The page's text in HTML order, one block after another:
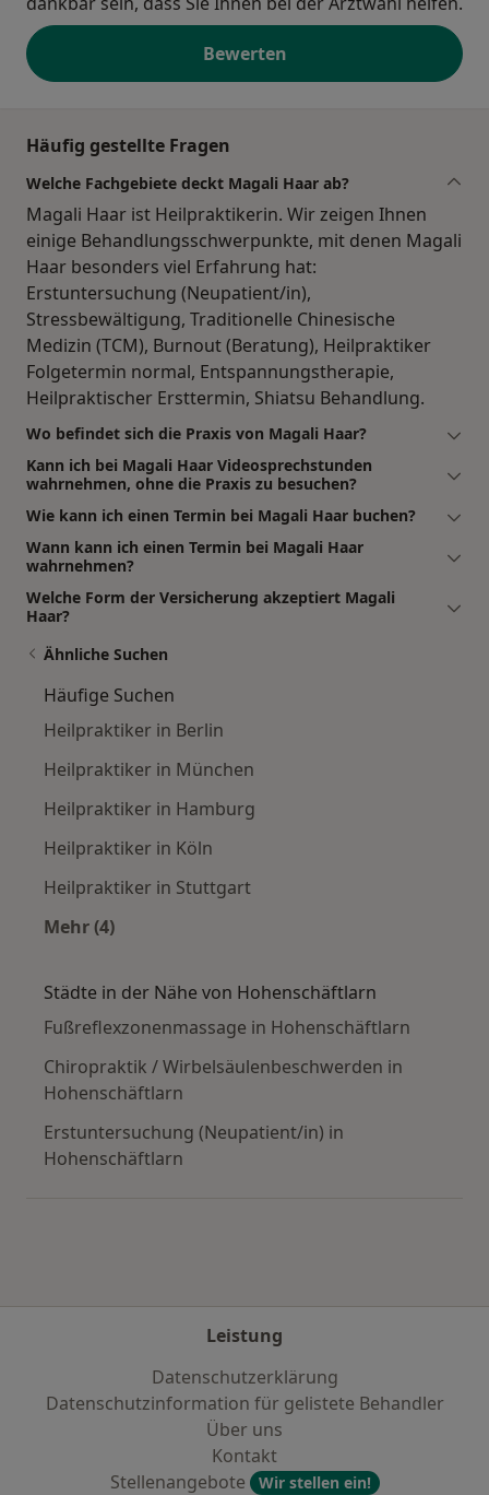
Bewerten
Häufig gestellte Fragen
Welche Fachgebiete deckt Magali Haar ab?
Magali Haar ist Heilpraktikerin. Wir zeigen Ihnen
einige Behandlungsschwerpunkte, mit denen Magali
Haar besonders viel Erfahrung hat:
Erstuntersuchung (Neupatient/in),
Stressbewältigung, Traditionelle Chinesische
Medizin (TCM), Burnout (Beratung), Heilpraktiker
Folgetermin normal, Entspannungstherapie,
Heilpraktischer Ersttermin, Shiatsu Behandlung.
Wo befindet sich die Praxis von Magali Haar?
Kann ich bei Magali Haar Videosprechstunden
wahrnehmen, ohne die Praxis zu besuchen?
Wie kann ich einen Termin bei Magali Haar buchen?
Wann kann ich einen Termin bei Magali Haar
wahrnehmen?
Welche Form der Versicherung akzeptiert Magali
Haar?
Ähnliche Suchen
Häufige Suchen
Heilpraktiker in Berlin
Heilpraktiker in München
Heilpraktiker in Hamburg
Heilpraktiker in Köln
Heilpraktiker in Stuttgart
Mehr (4)
Städte in der Nähe von Hohenschäftlarn
Fußreflexzonenmassage in Hohenschäftlarn
Chiropraktik / Wirbelsäulenbeschwerden in
Hohenschäftlarn
Erstuntersuchung (Neupatient/in) in
Hohenschäftlarn
Leistung
Datenschutzerklärung
Datenschutzinformation für gelistete Behandler
Über uns
Kontakt
Stellenangebote
Wir stellen ein!